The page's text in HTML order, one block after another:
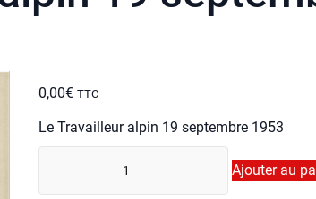
0,00€ TTC
Le Tra­vailleur alpin 19 sep­tembre 1953
Ajouter au